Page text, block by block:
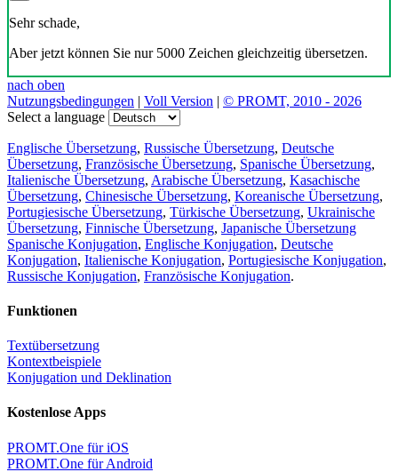
Sehr schade,
Aber jetzt können Sie nur 5000 Zeichen gleichzeitig übersetzen.
nach oben
Nutzungsbedingungen | Voll Version | © PROMT, 2010 - 2026
Select a language
Englische Übersetzung, Russische Übersetzung, Deutsche
Übersetzung, Französische Übersetzung, Spanische Übersetzung,
Italienische Übersetzung, Arabische Übersetzung, Kasachische
Übersetzung, Chinesische Übersetzung, Koreanische Übersetzung,
Portugiesische Übersetzung, Türkische Übersetzung, Ukrainische
Übersetzung, Finnische Übersetzung, Japanische Übersetzung
Spanische Konjugation, Englische Konjugation, Deutsche
Konjugation, Italienische Konjugation, Portugiesische Konjugation,
Russische Konjugation, Französische Konjugation.
Funktionen
Textübersetzung
Kontextbeispiele
Konjugation und Deklination
Kostenlose Apps
PROMT.One für iOS
PROMT.One für Android